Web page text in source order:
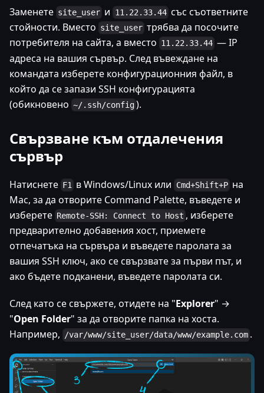
Заменете site_user и 11.22.33.44 със съответните
стойности. Вместо site_user трябва да посочите
потребителя на сайта, а вместо 11.22.33.44 — IP
адреса на вашия сървър. След въвеждане на
командата изберете конфигурационния файл, в
който да се запази SSH конфигурацията
(обикновено ~/.ssh/config ).
Свързване към отдалечения
сървър
Натиснете F1 в Windows/Linux или Cmd+Shift+P на
Mac, за да отворите Command Palette, въведете и
изберете Remote-SSH: Connect to Host , изберете
предварително добавения хост, приемете
отпечатъка на сървъра и въведете паролата за
вашия SSH ключ, ако се свързвате за първи път, и
ако бъдете подканени, въведете паролата си.
След като се свържете, отидете на "Explorer" →
"Open Folder" за да отворите папка на хоста.
Например, /var/www/site_user/data/www/example.com .